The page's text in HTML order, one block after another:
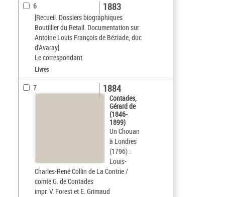
6
[Recueil. Dossiers biographiques
Boutillier du Retail. Documentation sur
Antoine Louis François de Béziade, duc
d'Avaray]
Le correspondant
1883
Livres
7
Contades,
Gérard de
(1846-
1899)
Un Chouan
à Londres
(1796) :
Louis-
Charles-René Collin de La Contrie /
comte G. de Contades
impr. V. Forest et E. Grimaud
1884